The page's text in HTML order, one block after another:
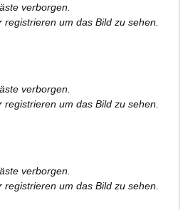
verborgen.
registrieren um das Bild zu sehen.
verborgen.
registrieren um das Bild zu sehen.
verborgen.
registrieren um das Bild zu sehen.